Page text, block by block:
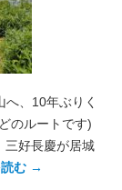
、10年ぶりく
のルートです)
好長慶が居城
む →